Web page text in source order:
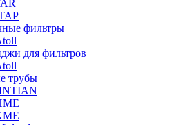
фильтры
для фильтров
трубы